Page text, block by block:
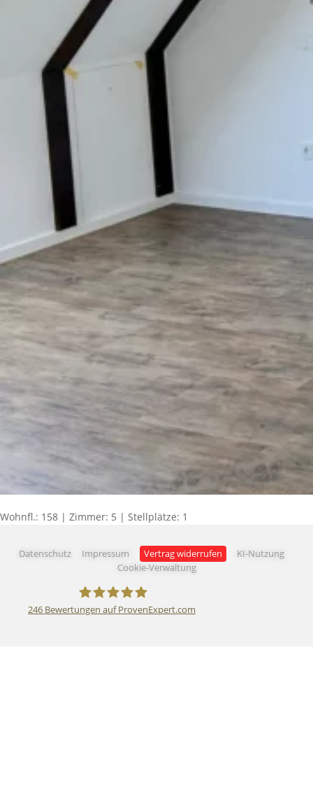
Datenschutz Impressum Vertrag widerrufen
KI-Nutzung
Cookie-Verwaltung
246 Bewertungen auf ProvenExpert.com
Wohnfl.: 158 | Zimmer: 5 | Stellplätze: 1